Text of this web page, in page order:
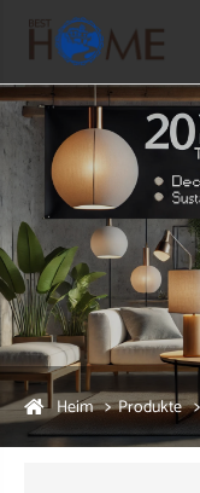
Heim Produkte